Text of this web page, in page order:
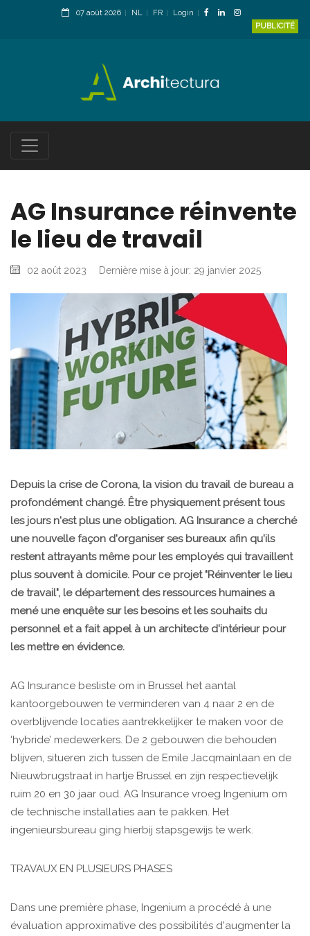
07 août 2026 NL FR
Login
PUBLICITÉ
AG Insurance réinvente
le lieu de travail
02 août 2023 Dernière mise à jour: 29 janvier 2025
Depuis la crise de Corona, la vision du travail de bureau a
profondément changé. Être physiquement présent tous
les jours n'est plus une obligation. AG Insurance a cherché
une nouvelle façon d'organiser ses bureaux afin qu'ils
restent attrayants même pour les employés qui travaillent
plus souvent à domicile. Pour ce projet "Réinventer le lieu
de travail", le département des ressources humaines a
mené une enquête sur les besoins et les souhaits du
personnel et a fait appel à un architecte d'intérieur pour
les mettre en évidence.
AG Insurance besliste om in Brussel het aantal
kantoorgebouwen te verminderen van 4 naar 2 en de
overblijvende locaties aantrekkelijker te maken voor de
‘hybride’ medewerkers. De 2 gebouwen die behouden
blijven, situeren zich tussen de Emile Jacqmainlaan en de
Nieuwbrugstraat in hartje Brussel en zijn respectievelijk
ruim 20 en 30 jaar oud. AG Insurance vroeg Ingenium om
de technische installaties aan te pakken. Het
ingenieursbureau ging hierbij stapsgewijs te werk.
TRAVAUX EN PLUSIEURS PHASES
Dans une première phase, Ingenium a procédé à une
évaluation approximative des possibilités d'augmenter la